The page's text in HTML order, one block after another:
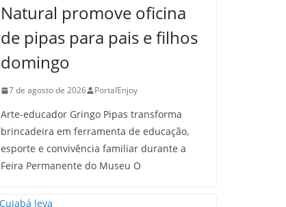
Natural promove oficina
de pipas para pais e filhos
domingo
7 de agosto de 2026 PortalEnjoy
Arte-educador Gringo Pipas transforma
brincadeira em ferramenta de educação,
esporte e convivência familiar durante a
Feira Permanente do Museu O